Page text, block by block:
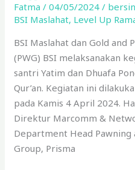
Fatma/04/05/2024/
BSI Maslahat, Level Up
BSI Maslahat dan Gold and
(PWG) BSI melaksanakan
santri Yatim dan Dhuafa
Qur’an. Kegiatan ini
pada Kamis 4 April 2024.
Direktur Marcomm &
Department Head Pawning
Group, Prisma